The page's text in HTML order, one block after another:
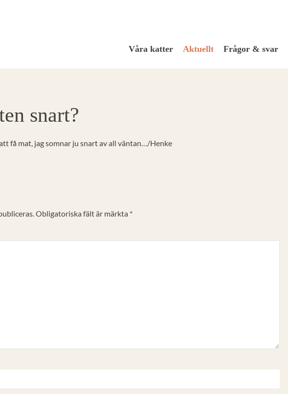
Våra katter Aktuellt Frågor & svar
snart?
få mat, jag somnar ju snart av all väntan…/Henke
Obligatoriska fält är märkta *